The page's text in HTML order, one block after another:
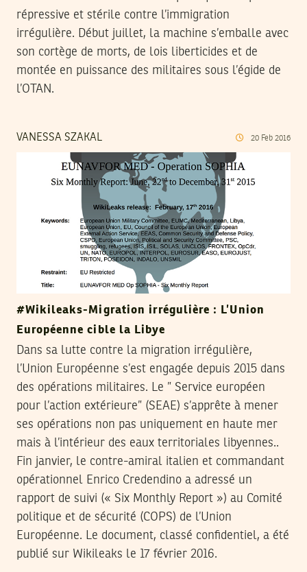
répressive et stérile contre l’immigration
irrégulière. Début juillet, la machine s’emballe avec
son cortège de morts, de lois liberticides et de
montée en puissance des militaires sous l’égide de
l’OTAN.
VANESSA SZAKAL 20 Feb 2016
#Wikileaks-Migration irrégulière : L’Union
Européenne cible la Libye
Dans sa lutte contre la migration irrégulière,
l’Union Européenne s’est engagée depuis 2015 dans
des opérations militaires. Le ” Service européen
pour l’action extérieure” (SEAE) s’apprête à mener
ses opérations non pas uniquement en haute mer
mais à l’intérieur des eaux territoriales libyennes..
Fin janvier, le contre-amiral italien et commandant
opérationnel Enrico Credendino a adressé un
rapport de suivi (« Six Monthly Report ») au Comité
politique et de sécurité (COPS) de l’Union
Européenne. Le document, classé confidentiel, a été
publié sur Wikileaks le 17 février 2016.